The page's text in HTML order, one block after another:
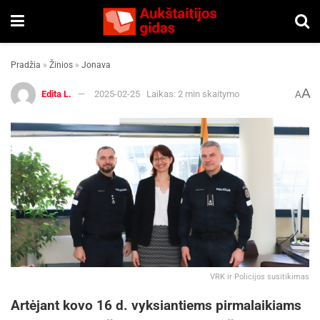
Pradžia » Žinios » Jonava
Edita L. 2025-02-25 Laikas: 2 min skaitymo AA
VRK ir Policijos susitikimas
Artėjant kovo 16 d. vyksiantiems pirmalaikiams